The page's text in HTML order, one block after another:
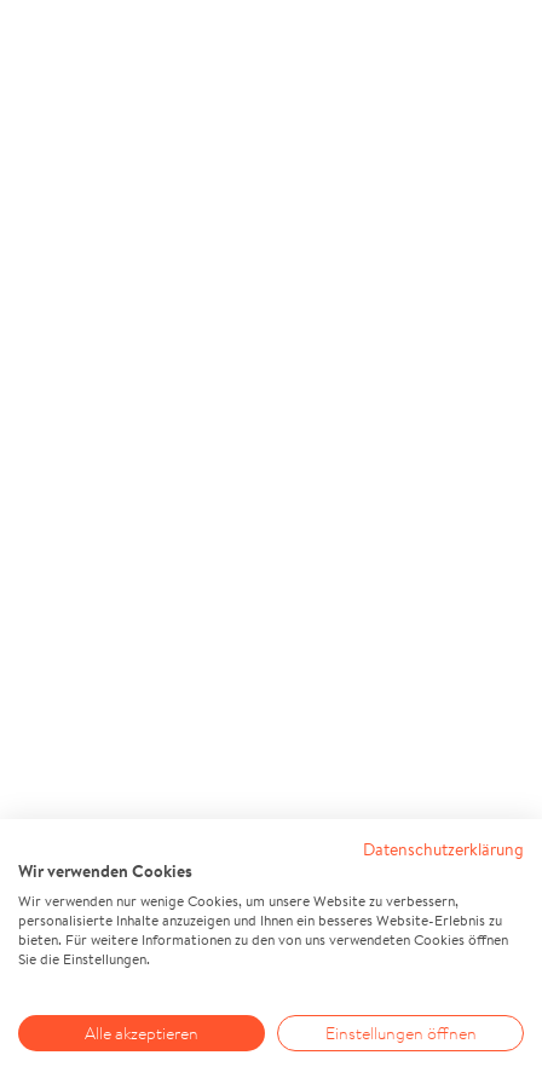
Datenschutzerklärung
Wir verwenden Cookies
Wir verwenden nur wenige Cookies, um unsere Website zu verbessern,
personalisierte Inhalte anzuzeigen und Ihnen ein besseres Website-Erlebnis zu
bieten. Für weitere Informationen zu den von uns verwendeten Cookies öffnen
Sie die Einstellungen.
Alle akzeptieren Einstellungen öffnen